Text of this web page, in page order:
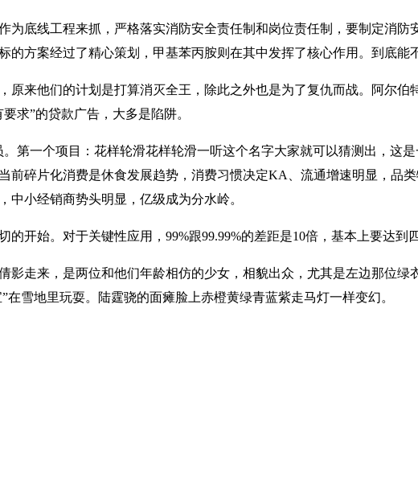
为底线工程来抓，严格落实消防安全责任制和岗位责任制，要制定消
的方案经过了精心策划，甲基苯丙胺则在其中发挥了核心作用。到底能
原来他们的计划是打算消灭全王，除此之外也是为了复仇而战。阿尔
求”的贷款广告，大多是陷阱。
第一个项目：花样轮滑花样轮滑一听这个名字大家就可以猜测出，这
前碎片化消费是休食发展趋势，消费习惯决定KA、流通增速明显，品
中小经销商势头明显，亿级成为分水岭。
开始。对于关键性应用，99%跟99.99%的差距是10倍，基本上要达到
影走来，是两位和他们年龄相仿的少女，相貌出众，尤其是左边那位
雪地里玩耍。陆霆骁的面瘫脸上赤橙黄绿青蓝紫走马灯一样变幻。